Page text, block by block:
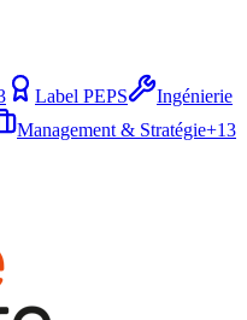
Label PEPS
Ingénierie
Management & Stratégie+13